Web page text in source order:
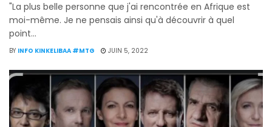
"La plus belle personne que j'ai rencontrée en Afrique est
moi-même. Je ne pensais ainsi qu'à découvrir à quel
point...
BY INFO KINKELIBAA #MTG JUIN 5, 2022